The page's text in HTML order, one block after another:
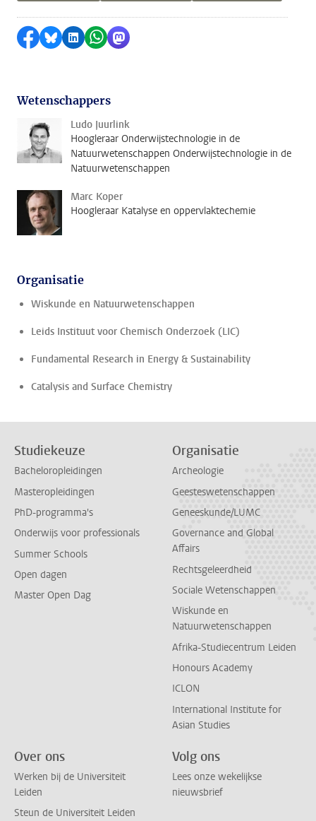
Delen op Facebook
Delen via Bluesky
Delen op LinkedIn
Delen via WhatsApp
Delen via Mastodon
Wetenschappers
Ludo Juurlink
Hoogleraar Onderwijstechnologie in de
Natuurwetenschappen Onderwijstechnologie in de
Natuurwetenschappen
Marc Koper
Hoogleraar Katalyse en oppervlaktechemie
Organisatie
Wiskunde en Natuurwetenschappen
Leids Instituut voor Chemisch Onderzoek (LIC)
Fundamental Research in Energy & Sustainability
Catalysis and Surface Chemistry
Studiekeuze
Bacheloropleidingen
Masteropleidingen
PhD-programma's
Onderwijs voor professionals
Summer Schools
Open dagen
Master Open Dag
Organisatie
Archeologie
Geesteswetenschappen
Geneeskunde/LUMC
Governance and Global
Affairs
Rechtsgeleerdheid
Sociale Wetenschappen
Wiskunde en
Natuurwetenschappen
Afrika-Studiecentrum Leiden
Honours Academy
ICLON
International Institute for
Asian Studies
Over ons
Werken bij de Universiteit
Leiden
Steun de Universiteit Leiden
Volg ons
Lees onze wekelijkse
nieuwsbrief